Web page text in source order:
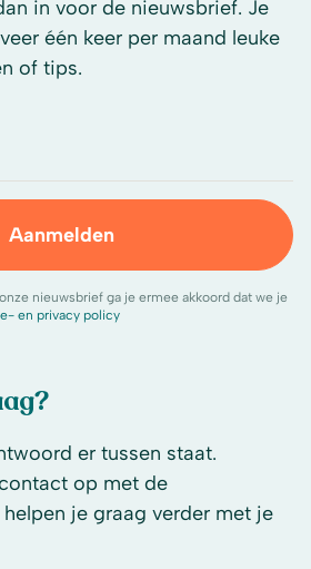
er tussen staat.
op met de
je graag verder met je
in voor de nieuwsbrief. Je
één keer per maand leuke
of tips.
Aanmelden
nieuwsbrief ga je ermee akkoord dat we je
en privacy policy